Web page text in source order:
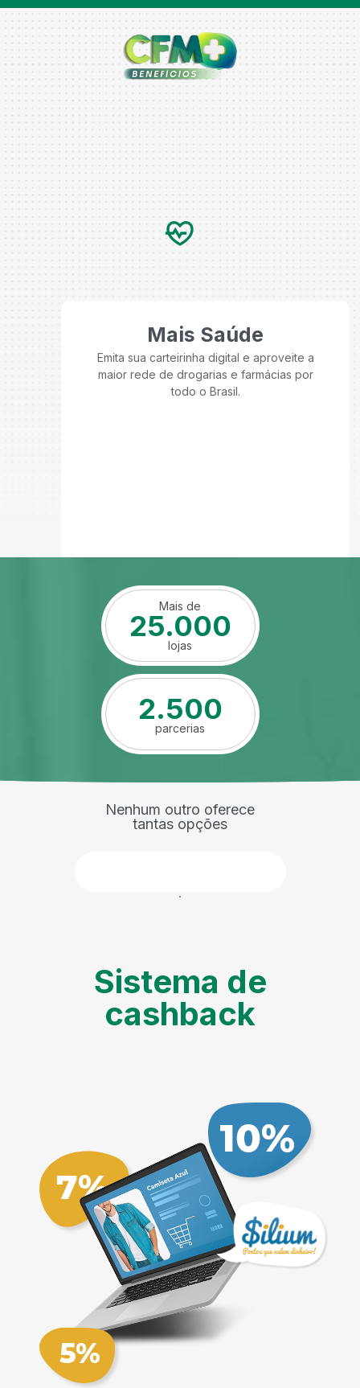
Mais Saúde
Emita sua carteirinha digital e aproveite a
maior rede de drogarias e farmácias por
todo o Brasil.
Mais de
25.000
lojas
2.500
parcerias
Nenhum outro oferece
tantas opções
Sistema de
cashback